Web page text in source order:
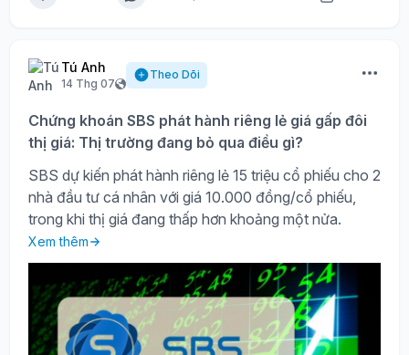
Tú Anh
14 Thg 07
Theo Dõi
Chứng khoán SBS phát hành riêng lẻ giá gấp đôi
thị giá: Thị trường đang bỏ qua điều gì?
SBS dự kiến phát hành riêng lẻ 15 triệu cổ phiếu cho 2
nhà đầu tư cá nhân với giá 10.000 đồng/cổ phiếu,
trong khi thị giá đang thấp hơn khoảng một nửa.
Xem thêm